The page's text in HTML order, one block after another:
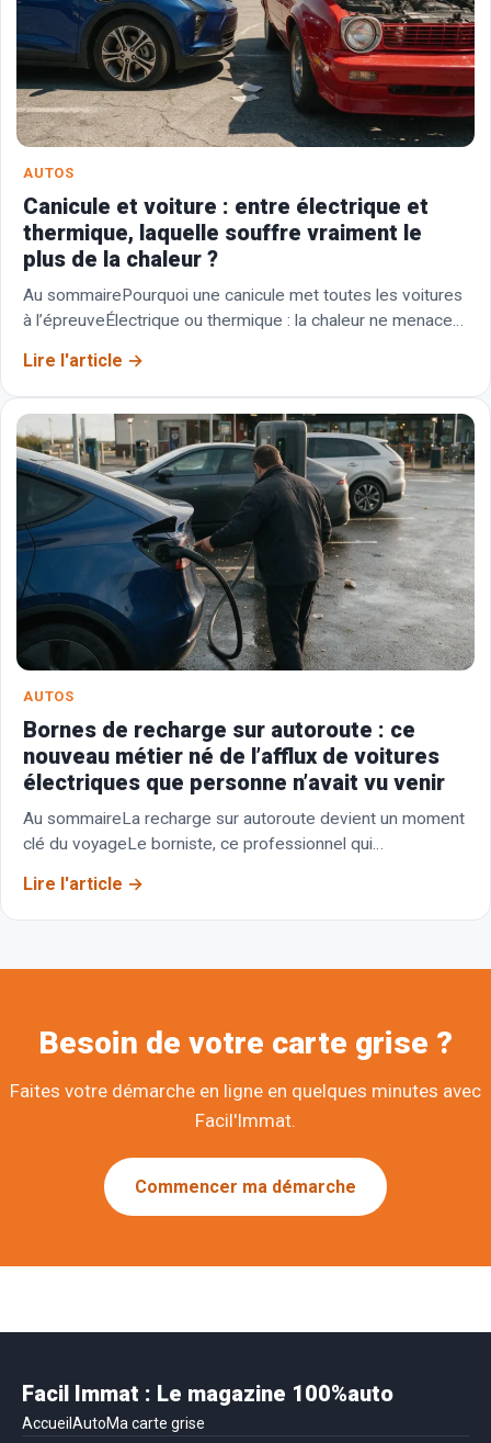
AUTOS
Canicule et voiture : entre électrique et
thermique, laquelle souffre vraiment le
plus de la chaleur ?
Au sommairePourquoi une canicule met toutes les voitures
à l’épreuveÉlectrique ou thermique : la chaleur ne menace
Lire l'article
AUTOS
Bornes de recharge sur autoroute : ce
nouveau métier né de l’afflux de voitures
électriques que personne n’avait vu venir
Au sommaireLa recharge sur autoroute devient un moment
clé du voyageLe borniste, ce professionnel qui
déroule une recharge avec…
Lire l'article
Besoin de votre carte grise ?
Faites votre démarche en ligne en quelques minutes avec
Facil'Immat.
Commencer ma démarche
Facil Immat : Le magazine 100%auto
Accueil AutoMa carte grise